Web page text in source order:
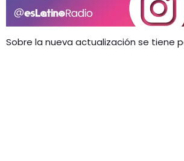
Sobre la nueva actualización se tiene